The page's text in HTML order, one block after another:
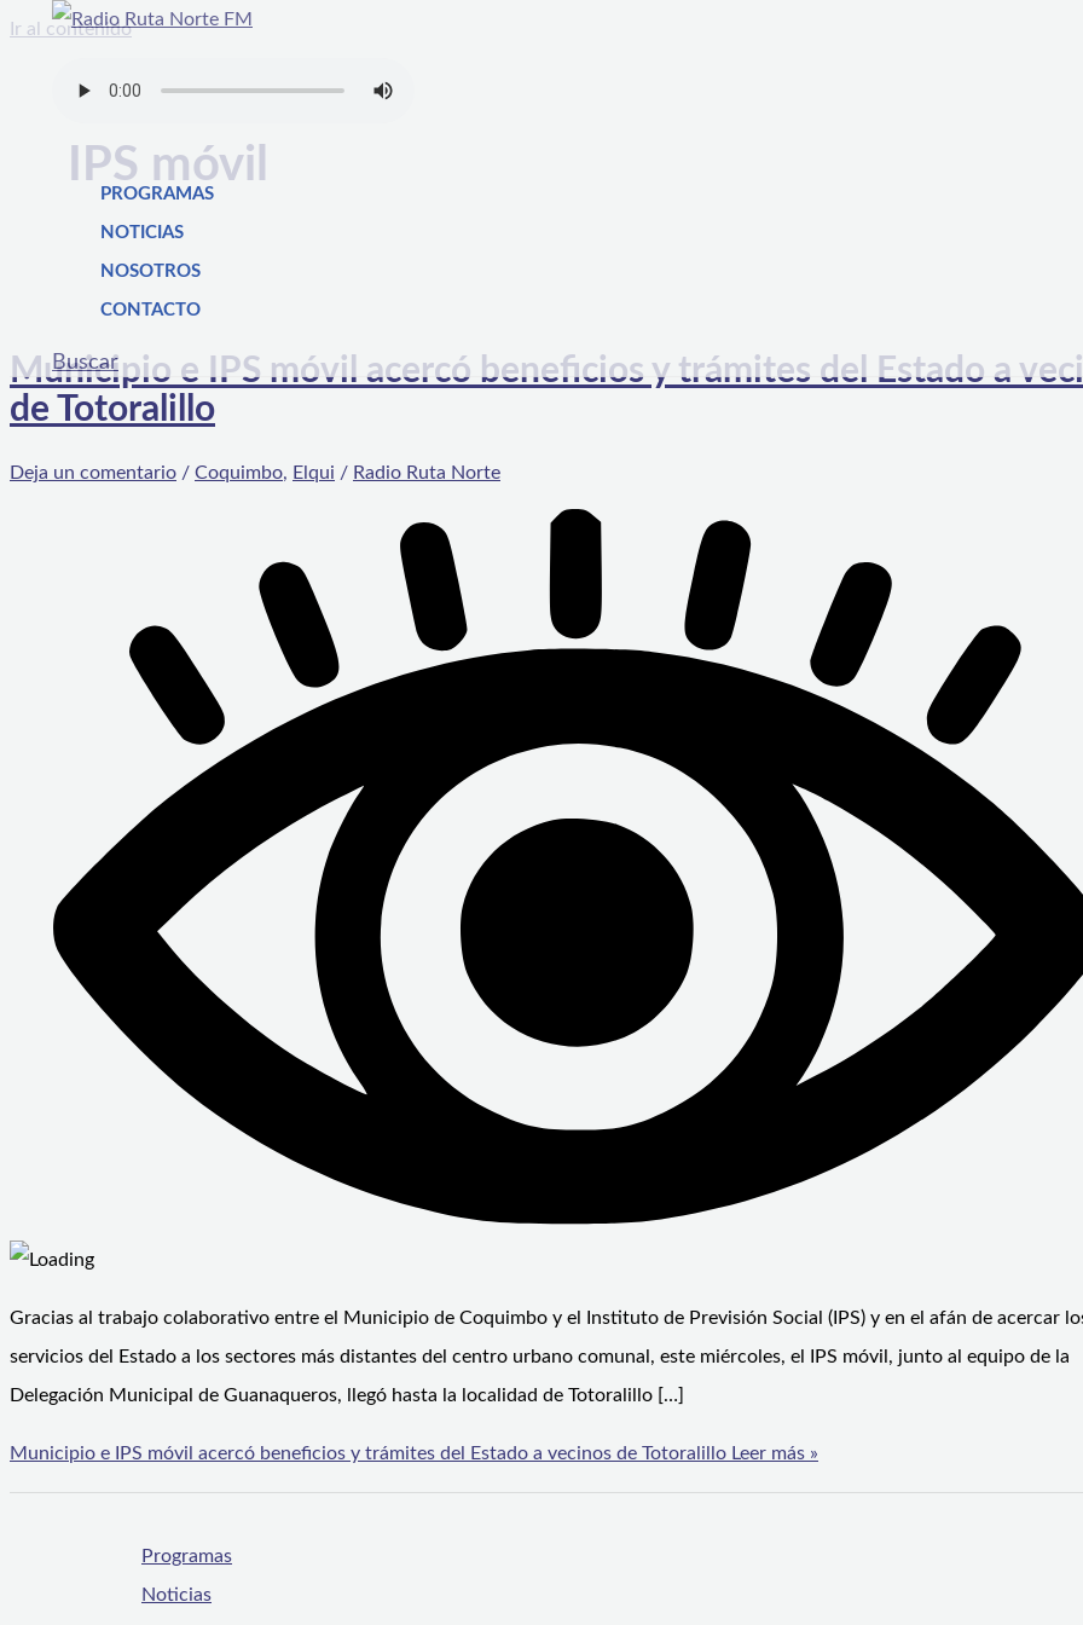
Ir al contenido
PROGRAMAS
NOTICIAS
NOSOTROS
CONTACTO
Buscar
IPS móvil
Municipio e IPS móvil acercó beneficios y trámites del Estado a
de Totoralillo
Deja un comentario / Coquimbo, Elqui / Radio Ruta Norte
Gracias al trabajo colaborativo entre el Municipio de Coquimbo y el Instituto de Previsión Social (IPS) y en el afán de acercar
servicios del Estado a los sectores más distantes del centro urbano comunal, este miércoles, el IPS móvil, junto al equipo de la
Delegación Municipal de Guanaqueros, llegó hasta la localidad de Totoralillo […]
Municipio e IPS móvil acercó beneficios y trámites del Estado a vecinos de Totoralillo Leer más »
Programas
Noticias